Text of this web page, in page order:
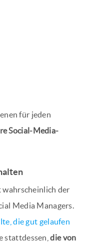
für jeden
Social-Media-
wahrscheinlich der
Media Managers.
die gut gelaufen
stattdessen,die von